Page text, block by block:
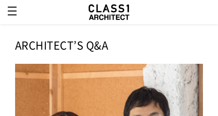
ARCHITECT’S Q&A